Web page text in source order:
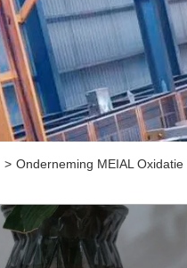
> Onderneming MEIAL